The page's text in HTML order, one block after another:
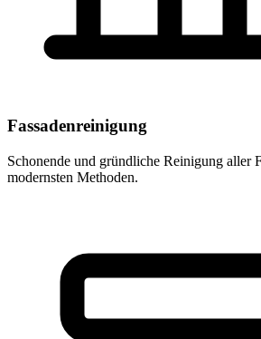
Fassadenreinigung
Schonende und gründliche Reinigung aller
modernsten Methoden.